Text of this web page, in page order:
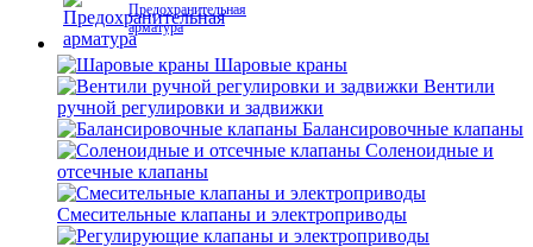
Предохранительная
арматура
Шаровые краны
Вентили
ручной регулировки и задвижки
Балансировочные клапаны
Соленоидные и
отсечные клапаны
Смесительные клапаны и электроприводы